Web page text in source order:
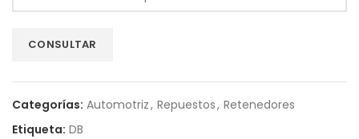
Categorías: Automotriz, Repuestos, Retenedores
Etiqueta: DB